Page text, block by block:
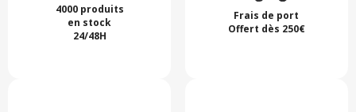
4000 produits
en stock
24/48H
Frais de port
Offert dès 250€